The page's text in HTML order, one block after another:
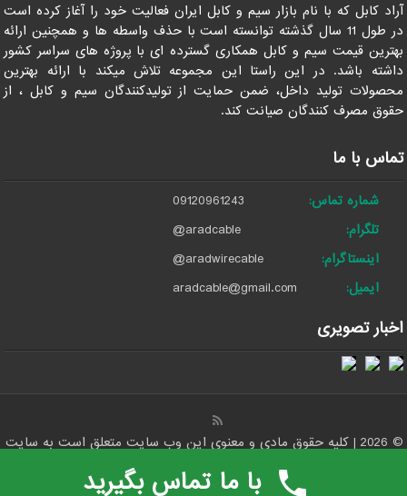
آراد کابل که با نام بازار سیم و کابل ایران فعالیت خود را آغاز کرده است
در طول 11 سال گذشته توانسته است با حذف واسطه ها و همچنین ارائه
بهترین قیمت سیم و کابل همکاری گسترده ای با پروژه های سراسر کشور
داشته باشد. در این راستا این مجموعه تلاش میکند با ارائه بهترین
محصولات تولید داخل، ضمن حمایت از تولیدکنندگان سیم و کابل ، از
حقوق مصرف کنندگان صیانت کند.
تماس با ما
شماره تماس:
09120961243
تلگرام:
@aradcable
اینستاگرام:
@aradwirecable
ایمیل:
aradcable@gmail.com
اخبار تصویری
© 2026 | کلیه حقوق مادی و معنوی این وب سایت متعلق است به سایت
صادرات کالا با آرادبرندینگ
با ما تماس بگیرید